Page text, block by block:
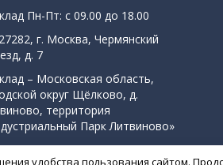
Пн-Пт: с 09.00 до 18.00
г. Москва, Чермянский
д. 7
– Московская область,
округ Щёлково, д.
территория
Парк Литвиново»
удобства пользования сайтом.